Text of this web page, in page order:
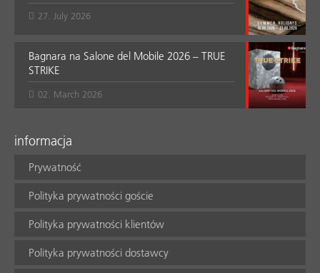
27. July 2026
Bagnara na Salone del Mobile 2026 – TRUE
STRIKE
02. March 2026
informacja
Prywatność
Polityka prywatności goście
Polityka prywatności klientów
Polityka prywatności dostawcy